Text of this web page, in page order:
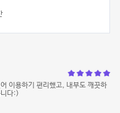
이용하기 편리했고, 내부도 깨끗하
다:)